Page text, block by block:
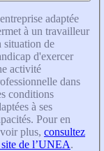
adaptée
à un travailleur
situation de
d'exercer
activité
dans
conditions
à ses
Pour en
plus, consultez
de l’UNEA.